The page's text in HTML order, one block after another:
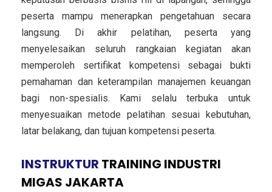
peserta mampu menerapkan pengetahuan secara
langsung. Di akhir pelatihan, peserta yang
menyelesaikan seluruh rangkaian kegiatan akan
memperoleh sertifikat kompetensi sebagai bukti
pemahaman dan keterampilan manajemen keuangan
bagi non-spesialis. Kami selalu terbuka untuk
menyesuaikan metode pelatihan sesuai kebutuhan,
latar belakang, dan tujuan kompetensi peserta.
INSTRUKTUR TRAINING INDUSTRI
MIGAS JAKARTA